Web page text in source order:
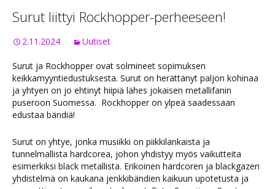
Surut liittyi Rockhopper-perheeseen!
2.11.2024 Uutiset
Surut ja Rockhopper ovat solmineet sopimuksen
keikkamyyntiedustuksesta. Surut on herättänyt paljon kohinaa
ja yhtyen on jo ehtinyt hiipiä lähes jokaisen metallifanin
puseroon Suomessa. Rockhopper on ylpeä saadessaan
edustaa bändiä!
Surut on yhtye, jonka musiikki on piikkilankaista ja
tunnelmallista hardcorea, johon yhdistyy myös vaikutteita
esimerkiksi black metallista. Erikoinen hardcoren ja blackgazen
yhdistelmä on kaukana jenkkibändien kaikuun upotetusta ja